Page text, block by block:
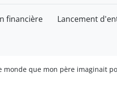
financière Lancement
que mon père imaginait